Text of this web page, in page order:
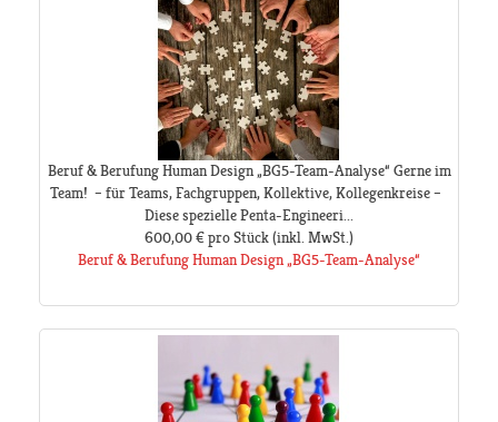
Beruf & Berufung Human Design „BG5-Team-Analyse“ Gerne im
Team! – für Teams, Fachgruppen, Kollektive, Kollegenkreise –
Diese spezielle Penta-Engineeri...
600,00 €pro Stück(inkl. MwSt.)
Beruf & Berufung Human Design „BG5-Team-Analyse“